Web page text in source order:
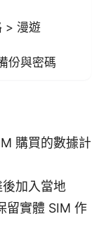
> 漫遊
份與密碼
購買的數據計
加入當地
留實體 SIM 作